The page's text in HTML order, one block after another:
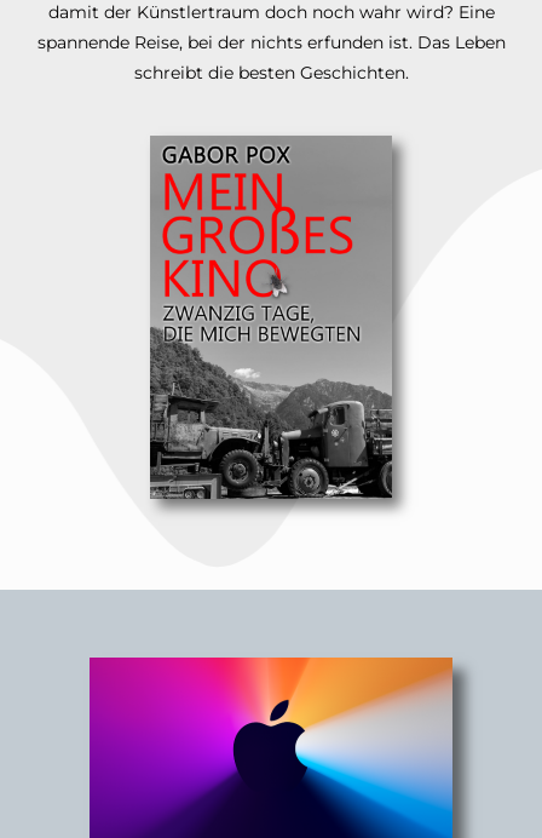
damit der Künstlertraum doch noch wahr wird? Eine
spannende Reise, bei der nichts erfunden ist. Das Leben
schreibt die besten Geschichten.